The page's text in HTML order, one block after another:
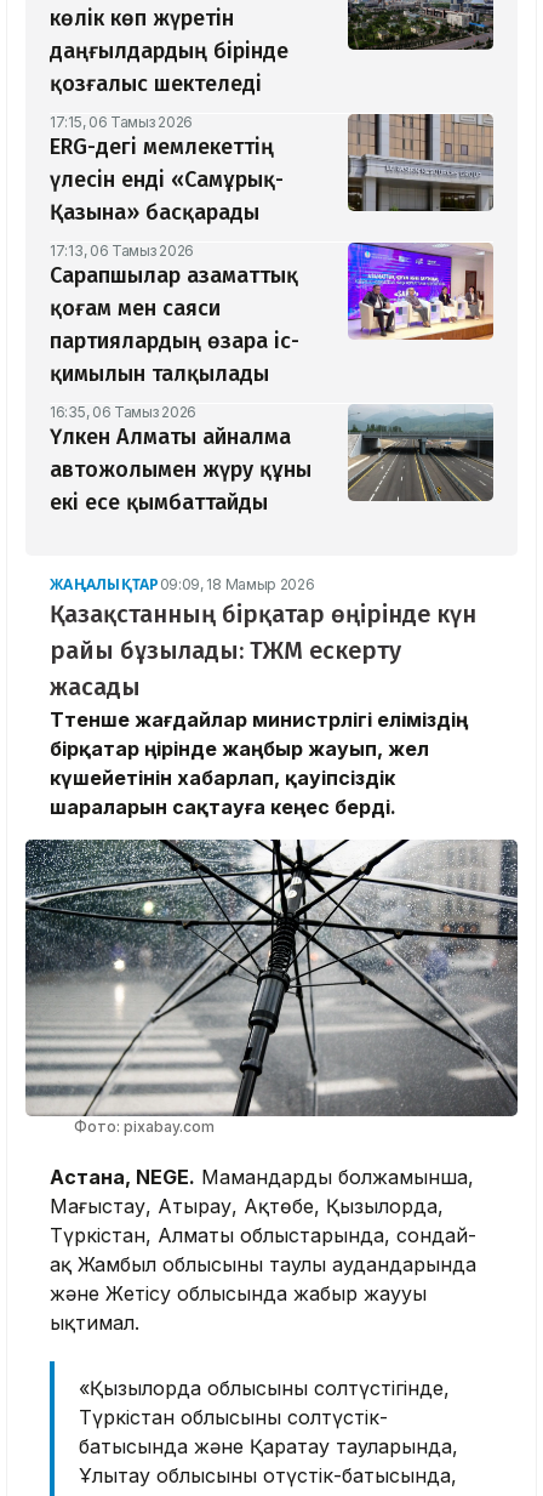
көлік көп жүретін
даңғылдардың бірінде
қозғалыс шектеледі
17:15, 06 Тамыз 2026
ERG-дегі мемлекеттің
үлесін енді «Самұрық-
Қазына» басқарады
17:13, 06 Тамыз 2026
Сарапшылар азаматтық
қоғам мен саяси
партиялардың өзара іс-
қимылын талқылады
16:35, 06 Тамыз 2026
Үлкен Алматы айналма
автожолымен жүру құны
екі есе қымбаттайды
ЖАҢАЛЫҚТАР 09:09, 18 Мамыр 2026
Қазақстанның бірқатар өңірінде күн
райы бұзылады: ТЖМ ескерту
жасады
Төтенше жағдайлар министрлігі еліміздің
бірқатар өңірінде жаңбыр жауып, жел
күшейетінін хабарлап, қауіпсіздік
шараларын сақтауға кеңес берді.
Фото: pixabay.com
Астана, NEGE. Мамандардың болжамынша,
Маңғыстау, Атырау, Ақтөбе, Қызылорда,
Түркістан, Алматы облыстарында, сондай-
ақ Жамбыл облысының таулы аудандарында
және Жетісу облысында жаңбыр жаууы
ықтимал.
«Қызылорда облысының солтүстігінде,
Түркістан облысының солтүстік-
батысында және Қаратау тауларында,
Ұлытау облысының оңтүстік-батысында,